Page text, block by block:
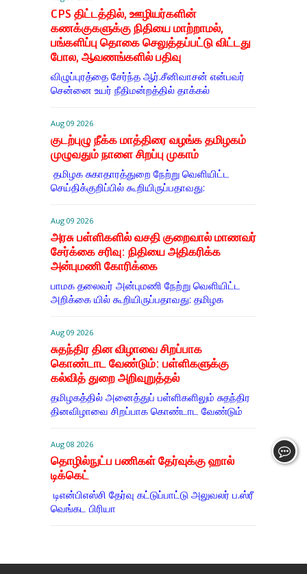
CPS திட்டத்தில், ஊழியர்களின்
கணக்குகளுக்கு நிதியை மாற்றாமல்,
பங்களிப்பு தொகை செலுத்தப்பட்டு விட்டது
போல, ஆவணங்களில் பதிவு
விழுப்புரத்தை சேர்ந்த ஆர்.சீனிவாசன் என்பவர்
சென்னை உயர் நீதிமன்றத்தில் தாக்கல்
Aug 09 2026
குடற்புழு நீக்க மாத்திரை வழங்க தமிழகம்
முழுவதும் நாளை சிறப்பு முகாம்
தமிழக சுகாதாரத்துறை நேற்று வெளியிட்ட
செய்திக்குறிப்பில் கூறியிருப்பதாவது:
Aug 09 2026
அரசு பள்ளிகளில் வசதி குறைவால் மாணவர்
சேர்க்கை சரிவு: நிதியை அதிகரிக்க
அன்புமணி கோரிக்கை
பாமக தலைவர் அன்புமணி நேற்று வெளியிட்ட
அறிக்கை யில் கூறியிருப்பதாவது: தமிழக
Aug 09 2026
சுதந்திர தின விழாவை சிறப்பாக
கொண்டாட வேண்டும்: பள்ளிகளுக்கு
கல்வித் துறை அறிவுறுத்தல்
தமிழகத்தில் அனைத்துப் பள்ளிகளிலும் சுதந்திர
தினவிழாவை சிறப்பாக கொண்டாட வேண்டும்
Aug 08 2026
தொழில்நுட்ப பணிகள் தேர்வுக்கு ஹால் ​
டிக்கெட்
டிஎன்​பிஎஸ்சி தேர்வு கட்​டுப்​பாட்டு அலு​வலர் ப.ஸ்ரீ
வெங்கட பிரியா